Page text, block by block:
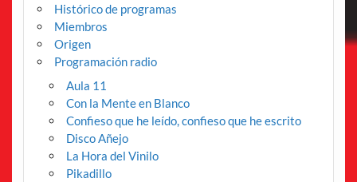
Histórico de programas
Miembros
Origen
Programación radio
Aula 11
Con la Mente en Blanco
Confieso que he leído, confieso que he escrito
Disco Añejo
La Hora del Vinilo
Pikadillo